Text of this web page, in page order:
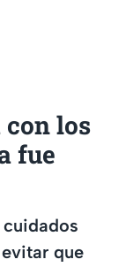
los
fue
que